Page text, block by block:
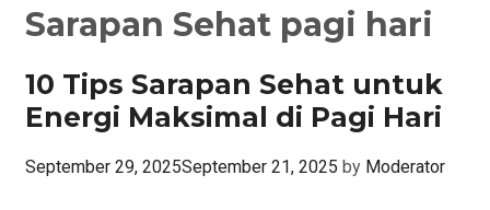
Sarapan Sehat pagi hari
10 Tips Sarapan Sehat untuk
Energi Maksimal di Pagi Hari
September 29, 2025September 21, 2025 by Moderator